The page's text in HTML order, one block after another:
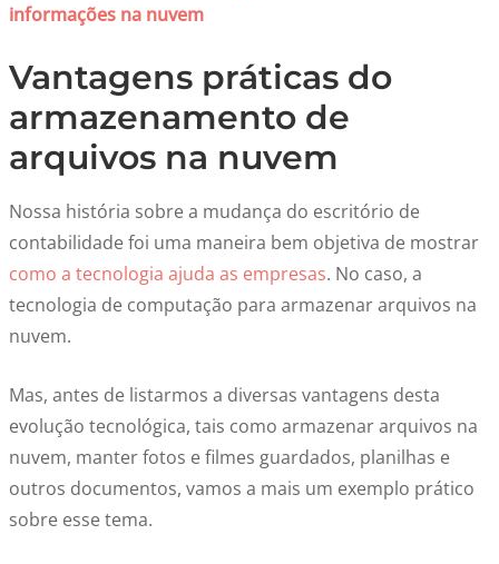
informações na nuvem
Vantagens práticas do
armazenamento de
arquivos na nuvem
Nossa história sobre a mudança do escritório de
contabilidade foi uma maneira bem objetiva de mostrar
como a tecnologia ajuda as empresas. No caso, a
tecnologia de computação para armazenar arquivos na
nuvem.
Mas, antes de listarmos a diversas vantagens desta
evolução tecnológica, tais como armazenar arquivos na
nuvem, manter fotos e filmes guardados, planilhas e
outros documentos, vamos a mais um exemplo prático
sobre esse tema.